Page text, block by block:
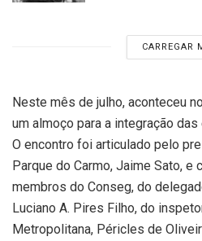
CARREGAR
Neste mês de julho, aconteceu
um almoço para a integração
O encontro foi articulado pelo
Parque do Carmo, Jaime Sato, e
membros do Conseg, do
Luciano A. Pires Filho, do
Metropolitana, Péricles de